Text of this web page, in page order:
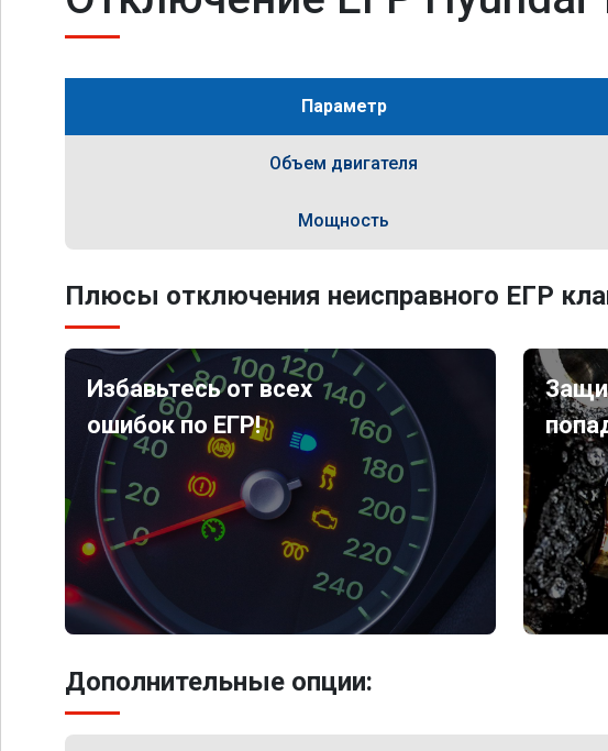
Параметр
Объем двигателя
Мощность
Плюсы отключения неисправного ЕГР
Избавьтесь от всех
ошибок по ЕГР!
Дополнительные опции: